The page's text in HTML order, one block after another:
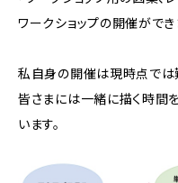
ワークショップの開催ができ
私自身の開催は現時点では
皆さまには一緒に描く時間
います。